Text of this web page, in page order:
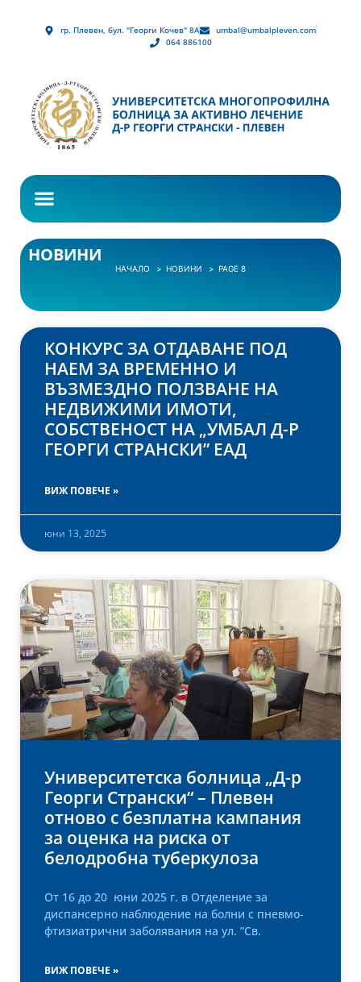
гр. Плевен, бул. "Георги Кочев" 8А
umbal@umbalpleven.com
064 886100
НОВИНИ
НАЧАЛО НОВИНИ PAGE 8
КОНКУРС ЗА ОТДАВАНЕ ПОД
НАЕМ ЗА ВРЕМЕННО И
ВЪЗМЕЗДНО ПОЛЗВАНЕ НА
НЕДВИЖИМИ ИМОТИ,
СОБСТВЕНОСТ НА „УМБАЛ Д-Р
ГЕОРГИ СТРАНСКИ” ЕАД
ВИЖ ПОВЕЧЕ »
юни 13, 2025
Университетска болница „Д-р
Георги Странски“ – Плевен
oтново с безплатна кампания
за оценка на риска от
белодробна туберкулоза
От 16 до 20 юни 2025 г. в Отделение за
диспансерно наблюдение на болни с пневмо-
фтизиатрични заболявания на ул. ”Св.
ВИЖ ПОВЕЧЕ »